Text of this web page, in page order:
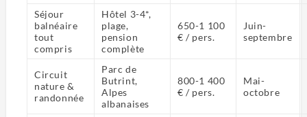
Séjour
balnéaire
tout
compris
Hôtel 3-4*,
plage,
pension
complète
650-1 100
€ / pers.
Juin-
septembre
Circuit
nature &
randonnée
Parc de
Butrint,
Alpes
albanaises
800-1 400
€ / pers.
Mai-
octobre